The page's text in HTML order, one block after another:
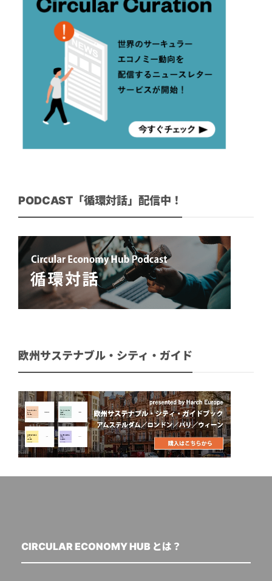
PODCAST「循環対話」配信中！
欧州サステナブル・シティ・ガイド
CIRCULAR ECONOMY HUB とは？